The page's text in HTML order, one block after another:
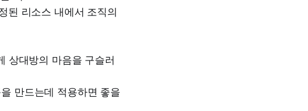
된 리소스 내에서 조직의
상대방의 마음을 구슬러
만드는데 적용하면 좋을